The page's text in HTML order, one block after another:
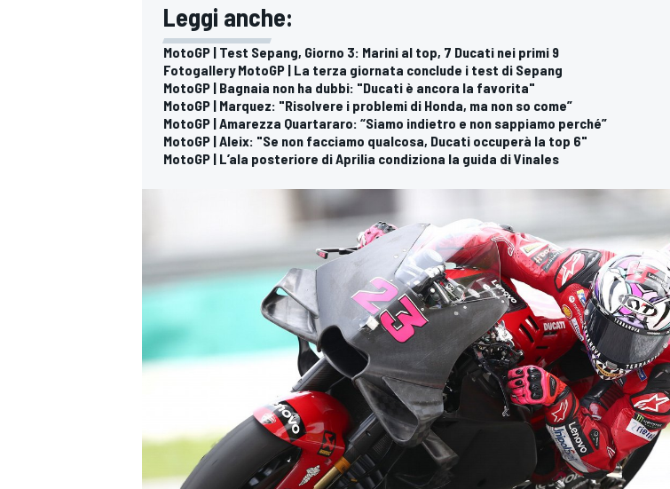
RALLY
Leggi anche:
MotoGP | Test Sepang, Giorno 3: Marini al top, 7 Ducati nei primi 9
Fotogallery MotoGP | La terza giornata conclude i test di Sepang
MotoGP | Bagnaia non ha dubbi: "Ducati è ancora la favorita"
MotoGP | Marquez: "Risolvere i problemi di Honda, ma non so come”
MotoGP | Amarezza Quartararo: “Siamo indietro e non sappiamo perché”
MotoGP | Aleix: "Se non facciamo qualcosa, Ducati occuperà la top 6"
MotoGP | L’ala posteriore di Aprilia condiziona la guida di Vinales